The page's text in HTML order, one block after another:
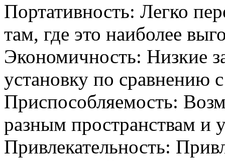
Портативность: Легко
там, где это наиболее
Экономичность: Низкие
установку по сравнению
Приспособляемость:
разным пространствам и
Привлекательность: